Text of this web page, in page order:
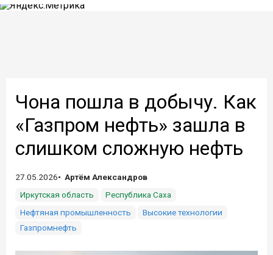
Чона пошла в добычу. Как
«Газпром нефть» зашла в
слишком сложную нефть
27.05.2026
Артём Александров
Иркутская область
Республика Саха
Нефтяная промышленность
Высокие технологии
Газпромнефть